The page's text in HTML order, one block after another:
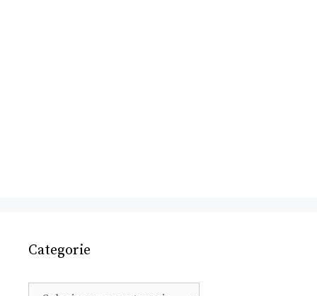
Categorie